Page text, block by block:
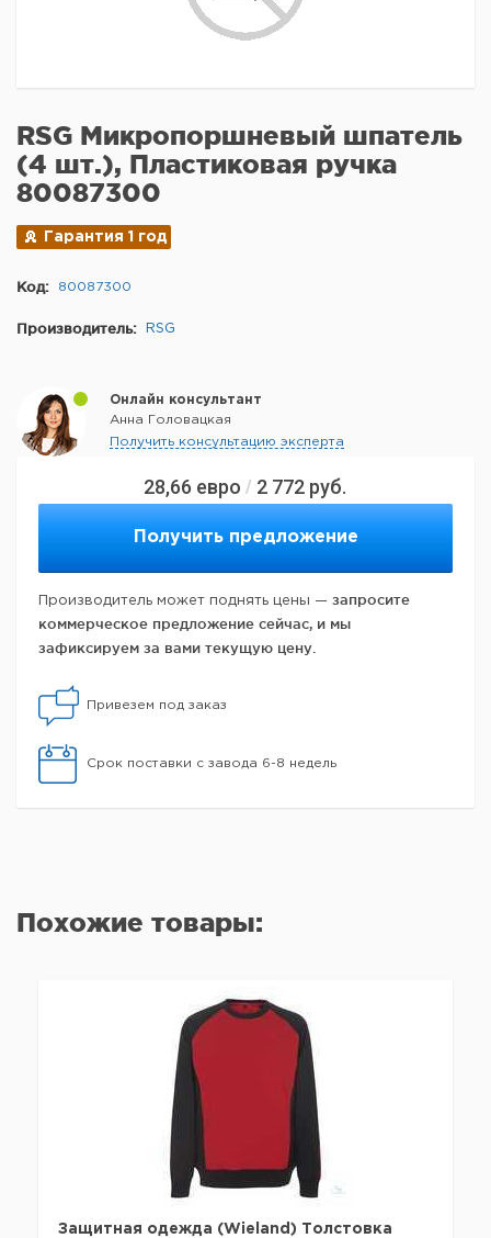
28,66 евро / 2 772 руб.
Получить предложение
Производитель может поднять цены — запросите
коммерческое предложение сейчас, и мы
зафиксируем за вами текущую цену.
Привезем под заказ
Срок поставки с завода 6-8 недель
RSG Микропоршневый шпатель
(4 шт.), Пластиковая ручка
80087300
Гарантия 1 год
Код: 80087300
Производитель: RSG
Онлайн консультант
Анна Головацкая
Получить консультацию эксперта
Похожие товары:
Защитная одежда (Wieland) Толстовка